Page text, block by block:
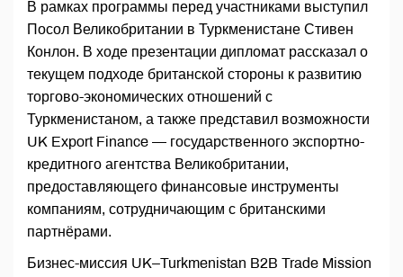
В рамках программы перед участниками выступил
Посол Великобритании в Туркменистане Стивен
Конлон. В ходе презентации дипломат рассказал о
текущем подходе британской стороны к развитию
торгово-экономических отношений с
Туркменистаном, а также представил возможности
UK Export Finance — государственного экспортно-
кредитного агентства Великобритании,
предоставляющего финансовые инструменты
компаниям, сотрудничающим с британскими
партнёрами.
Бизнес-миссия UK–Turkmenistan B2B Trade Mission